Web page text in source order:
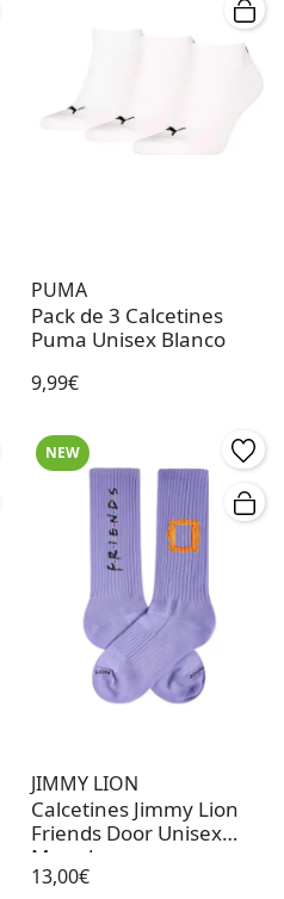
PUMA
Pack de 3 Calcetines
Puma Unisex Blanco
9,99€
NEW
JIMMY LION
Calcetines Jimmy Lion
Friends Door Unisex
Morado
13,00€